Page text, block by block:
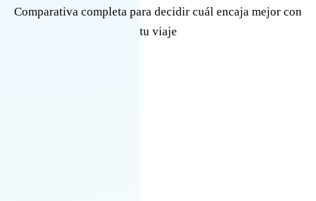
Comparativa completa para decidir cuál encaja mejor con
tu viaje